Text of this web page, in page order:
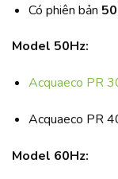
Có phiên bản
Model 50Hz:
Acquaeco PR
Acquaeco PR
Model 60Hz: